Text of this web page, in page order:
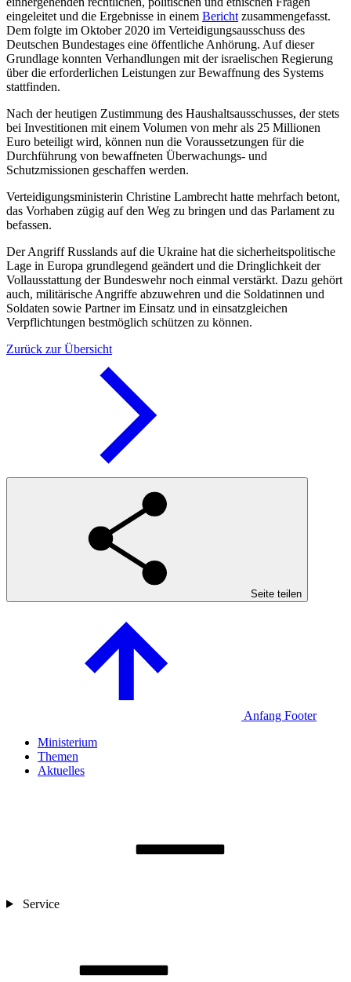
eingeleitet und die Ergebnisse in einem Bericht zusammengefasst.
Dem folgte im Oktober 2020 im Verteidigungsausschuss des
Deutschen Bundestages eine öffentliche Anhörung. Auf dieser
Grundlage konnten Verhandlungen mit der israelischen Regierung
über die erforderlichen Leistungen zur Bewaffnung des Systems
stattfinden.
Nach der heutigen Zustimmung des Haushaltsausschusses, der stets
bei Investitionen mit einem Volumen von mehr als 25 Millionen
Euro beteiligt wird, können nun die Voraussetzungen für die
Durchführung von bewaffneten Überwachungs- und
Schutzmissionen geschaffen werden.
Verteidigungsministerin Christine Lambrecht hatte mehrfach betont,
das Vorhaben zügig auf den Weg zu bringen und das Parlament zu
befassen.
Der Angriff Russlands auf die Ukraine hat die sicherheitspolitische
Lage in Europa grundlegend geändert und die Dringlichkeit der
Vollausstattung der Bundeswehr noch einmal verstärkt. Dazu gehört
auch, militärische Angriffe abzuwehren und die Soldatinnen und
Soldaten sowie Partner im Einsatz und in einsatzgleichen
Verpflichtungen bestmöglich schützen zu können.
Zurück zur Übersicht
Seite teilen
Anfang Footer
Ministerium
Themen
Aktuelles
Service